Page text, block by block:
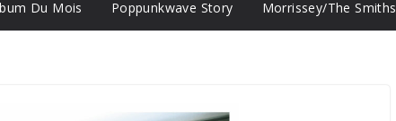
Du Mois Poppunkwave Story Morrissey/The Smiths